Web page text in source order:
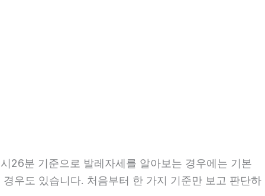
26분 기준으로 발레자세를 알아보는 경우에는 기본
우도 있습니다. 처음부터 한 가지 기준만 보고 판단하